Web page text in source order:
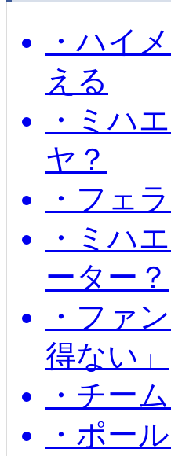
・ハイ
える
・ミハ
ヤ？
・フェ
・ミハ
ーター？
・ファ
得ない」
・チー
・ポー